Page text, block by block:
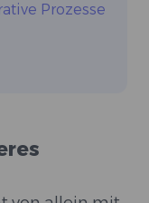
Prozesse